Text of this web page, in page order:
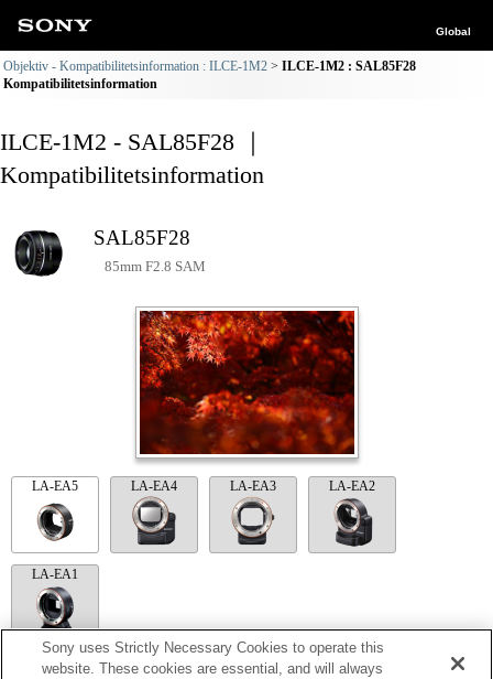
Global
Objektiv - Kompatibilitetsinformation : ILCE-1M2
ILCE-1M2 : SAL85F28
Kompatibilitetsinformation
ILCE-1M2 - SAL85F28 ｜
Kompatibilitetsinformation
SAL85F28
85mm F2.8 SAM
LA-EA5 LA-EA4 LA-EA3 LA-EA2
LA-EA1
Sony uses Strictly Necessary Cookies to operate this
website. These cookies are essential, and will always